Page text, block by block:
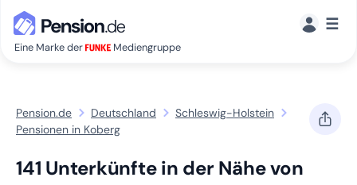
Eine Marke der Mediengruppe
☰
Pension.de Deutschland
Schleswig-Holstein
Pensionen in Koberg
141 Unterkünfte in der Nähe von